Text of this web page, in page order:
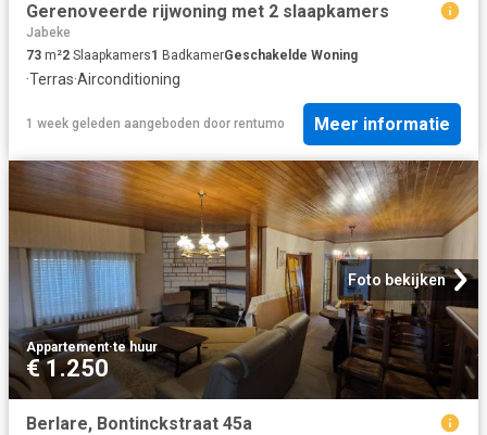
Gerenoveerde rijwoning met 2 slaapkamers
Jabeke
73 m²2 Slaapkamers1 BadkamerGeschakelde Woning
·Terras·Airconditioning
1 week geleden aangeboden door rentumo Meer informatie
Foto bekijken
Appartement·te huur
€ 1.250
Berlare, Bontinckstraat 45a